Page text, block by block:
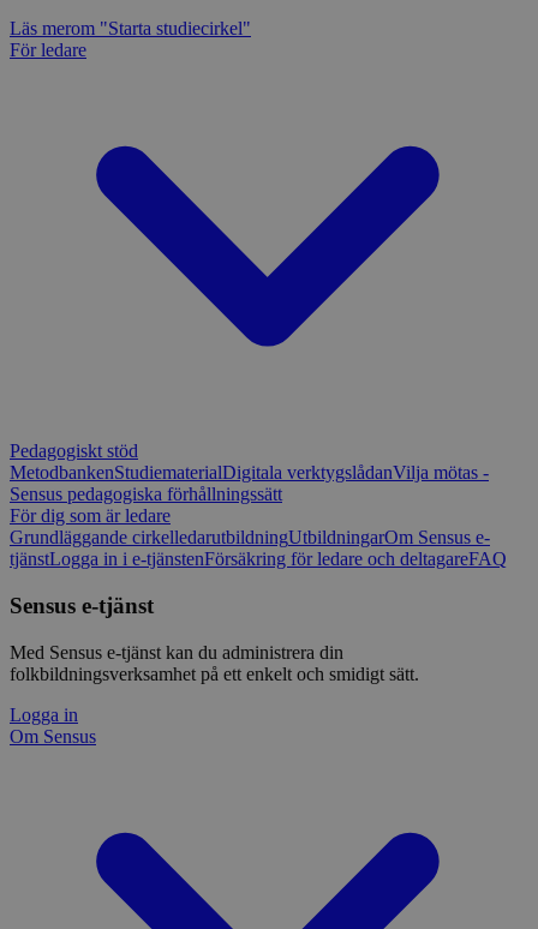
Läs merom "Starta studiecirkel"
För ledare
Pedagogiskt stöd
MetodbankenStudiematerialDigitala verktygslådanVilja mötas -
Sensus pedagogiska förhållningssätt
För dig som är ledare
Grundläggande cirkelledarutbildningUtbildningarOm Sensus e-
tjänstLogga in i e-tjänstenFörsäkring för ledare och deltagareFAQ
Sensus e-tjänst
Med Sensus e-tjänst kan du administrera din
folkbildningsverksamhet på ett enkelt och smidigt sätt.
Logga in
Om Sensus